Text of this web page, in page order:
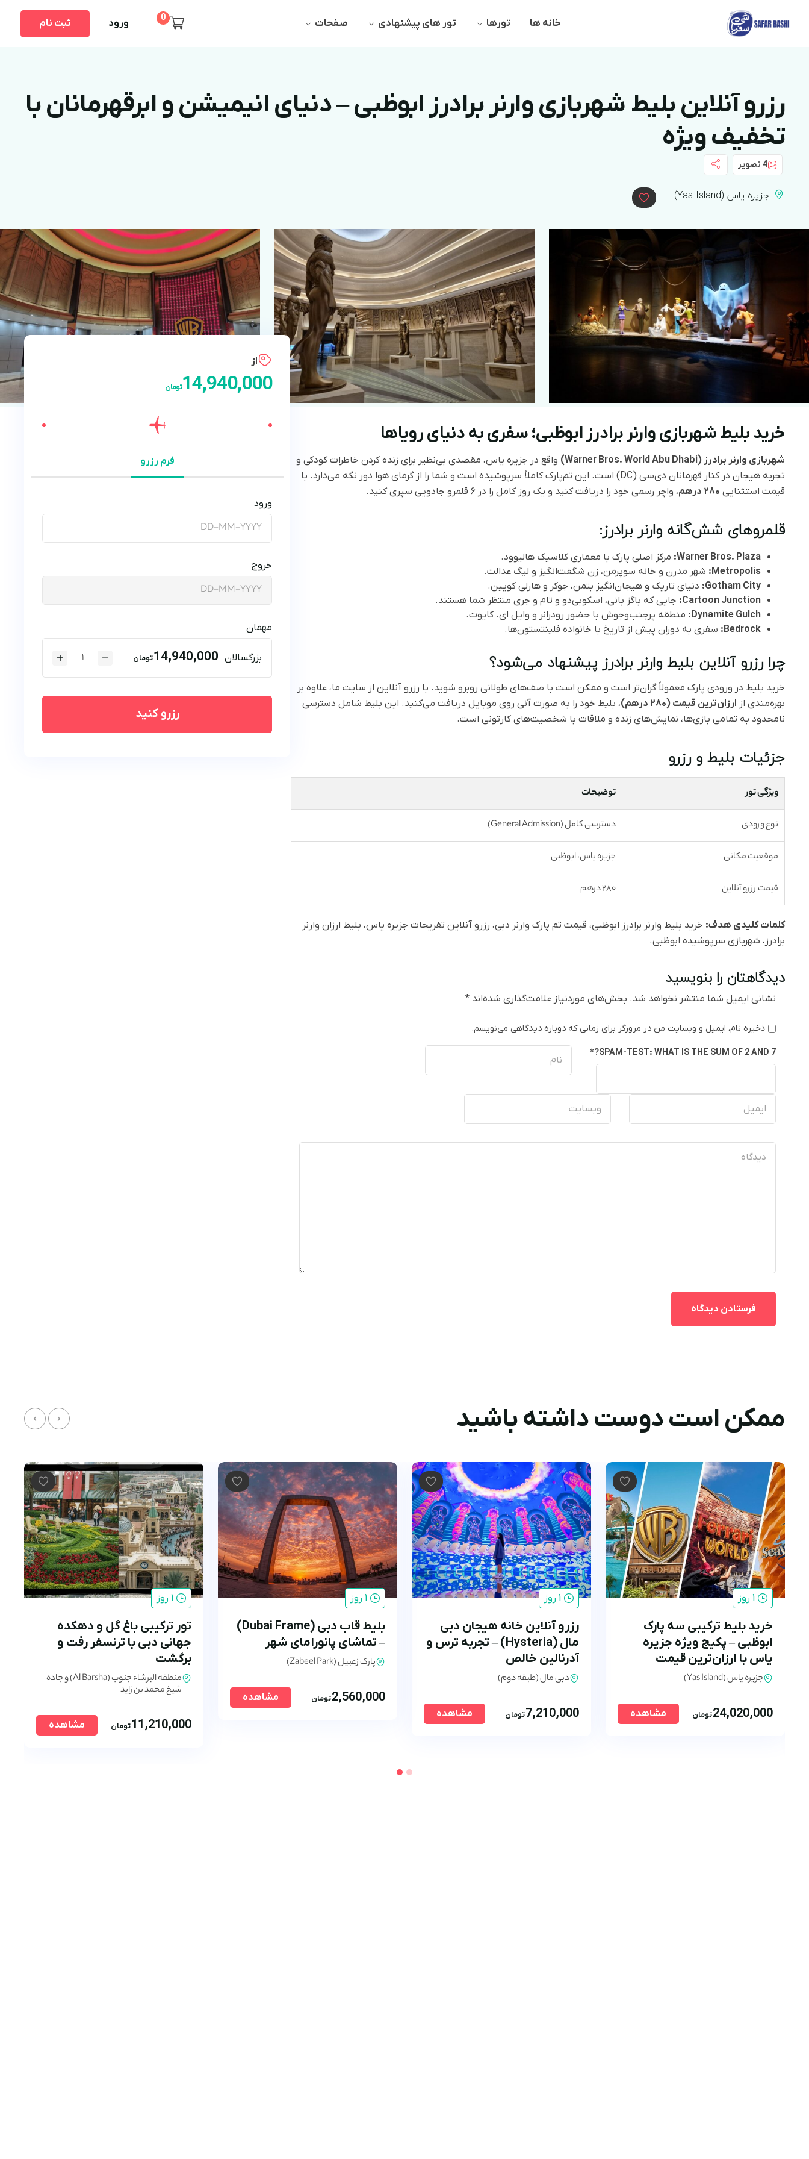
خانه ها تورها تور های پیشنهادی صفحات 0 ورود ثبت نام
رزرو آنلاین بلیط شهربازی وارنر برادرز ابوظبی – دنیای انیمیشن و ابرقهرمانان با
تخفیف ویژه
4 تصویر
جزیره یاس (Yas Island)
خرید بلیط شهربازی وارنر برادرز ابوظبی؛ سفری به دنیای رویاها
شهربازی وارنر برادرز (Warner Bros. World Abu Dhabi)
واقع در جزیره یاس، مقصدی بی‌نظیر برای زنده کردن خاطرات کودکی و
تجربه هیجان در کنار قهرمانان دی‌سی (DC) است. این تم‌پارک کاملاً سرپوشیده است و شما را از گرمای هوا دور نگه می‌دارد. با
قیمت استثنایی ۲۸۰ درهم ، واچر رسمی خود را دریافت کنید و یک روز کامل را در ۶ قلمرو جادویی سپری کنید.
قلمروهای شش‌گانه وارنر برادرز:
Warner Bros. Plaza: مرکز اصلی پارک با معماری کلاسیک هالیوود.
Metropolis: شهر مدرن و خانه سوپرمن، زن شگفت‌انگیز و لیگ عدالت.
Gotham City: دنیای تاریک و هیجان‌انگیز بتمن، جوکر و هارلی کویین.
Cartoon Junction: جایی که باگز بانی، اسکوبی‌دو و تام و جری منتظر شما هستند.
Dynamite Gulch: منطقه پرجنب‌وجوش با حضور رودرانر و وایل ای. کایوت.
Bedrock: سفری به دوران پیش از تاریخ با خانواده فلینتستون‌ها.
چرا رزرو آنلاین بلیط وارنر برادرز پیشنهاد می‌شود؟
خرید بلیط در ورودی پارک معمولاً گران‌تر است و ممکن است با صف‌های طولانی روبرو شوید. با رزرو آنلاین از سایت ما، علاوه بر
بهره‌مندی از ارزان‌ترین قیمت (۲۸۰ درهم)
، بلیط خود را به صورت آنی روی موبایل دریافت می‌کنید. این بلیط شامل دسترسی
نامحدود به تمامی بازی‌ها، نمایش‌های زنده و ملاقات با شخصیت‌های کارتونی است.
جزئیات بلیط و رزرو
ویژگی تور توضیحات
نوع ورودی دسترسی کامل (General Admission)
موقعیت مکانی جزیره یاس، ابوظبی
قیمت رزرو آنلاین ۲۸۰ درهم
کلمات کلیدی هدف: خرید بلیط وارنر برادرز ابوظبی، قیمت تم پارک وارنر دبی، رزرو آنلاین تفریحات جزیره یاس، بلیط ارزان وارنر
برادرز، شهربازی سرپوشیده ابوظبی.
دیدگاهتان را بنویسید
نشانی ایمیل شما منتشر نخواهد شد. بخش‌های موردنیاز علامت‌گذاری شده‌اند *
ذخیره نام، ایمیل و وبسایت من در مرورگر برای زمانی که دوباره دیدگاهی می‌نویسم.
SPAM-TEST: WHAT IS THE SUM OF 2 AND 7?*
از
14,940,000تومان
فرم رزرو
ورود
خروج
مهمان
بزرگسالان 14,940,000تومان
رزرو کنید
ممکن است دوست داشته باشید
1 روز
خرید بلیط ترکیبی سه پارک
ابوظبی – پکیج ویژه جزیره
یاس با ارزان‌ترین قیمت
جزیره یاس (Yas Island)
24,020,000تومان مشاهده
1 روز
رزرو آنلاین خانه هیجان دبی
مال (Hysteria) – تجربه ترس و
آدرنالین خالص
دبی مال (طبقه دوم)
7,210,000تومان مشاهده
1 روز
بلیط قاب دبی (Dubai Frame)
– تماشای پانورامای شهر
پارک زعبیل (Zabeel Park)
2,560,000تومان مشاهده
1 روز
تور ترکیبی باغ گل و دهکده
جهانی دبی با ترنسفر رفت و
برگشت
منطقه البرشاء جنوب (Al Barsha) و جاده
شیخ محمد بن زاید
11,210,000تومان مشاهده